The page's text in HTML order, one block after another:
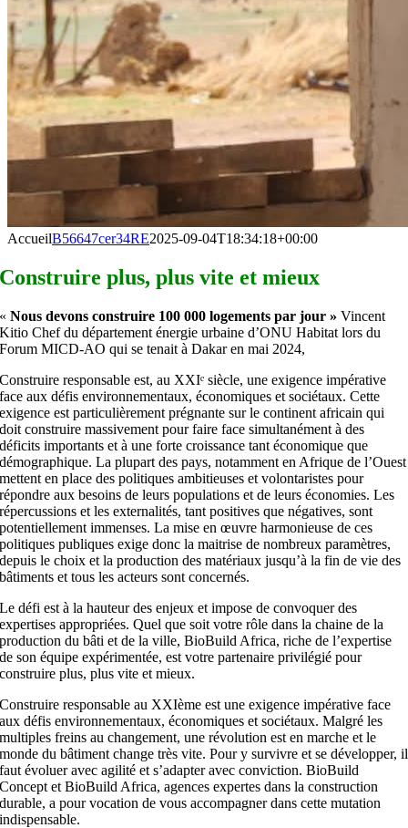
AccueilB56647cer34RE2025-09-04T18:34:18+00:00
Construire plus, plus vite et mieux
« Nous devons construire 100 000 logements par jour » Vincent
Kitio Chef du département énergie urbaine d’ONU Habitat lors du
Forum MICD-AO qui se tenait à Dakar en mai 2024,
Construire responsable est, au XXIᵉ siècle, une exigence impérative
face aux défis environnementaux, économiques et sociétaux. Cette
exigence est particulièrement prégnante sur le continent africain qui
doit construire massivement pour faire face simultanément à des
déficits importants et à une forte croissance tant économique que
démographique. La plupart des pays, notamment en Afrique de l’Ouest
mettent en place des politiques ambitieuses et volontaristes pour
répondre aux besoins de leurs populations et de leurs économies. Les
répercussions et les externalités, tant positives que négatives, sont
potentiellement immenses. La mise en œuvre harmonieuse de ces
politiques publiques exige donc la maitrise de nombreux paramètres,
depuis le choix et la production des matériaux jusqu’à la fin de vie des
bâtiments et tous les acteurs sont concernés.
Le défi est à la hauteur des enjeux et impose de convoquer des
expertises appropriées. Quel que soit votre rôle dans la chaine de la
production du bâti et de la ville, BioBuild Africa, riche de l’expertise
de son équipe expérimentée, est votre partenaire privilégié pour
construire plus, plus vite et mieux.
​Construire responsable au XXIème est une exigence impérative face
aux défis environnementaux, économiques et sociétaux. Malgré les
multiples freins au changement, une révolution est en marche et le
monde du bâtiment change très vite. Pour y survivre et se développer, il
faut évoluer avec agilité et s’adapter avec conviction. BioBuild
Concept et BioBuild Africa, agences expertes dans la construction
durable, a pour vocation de vous accompagner dans cette mutation
indispensable.